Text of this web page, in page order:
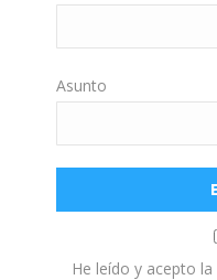
Asunto
He leído y acepto la